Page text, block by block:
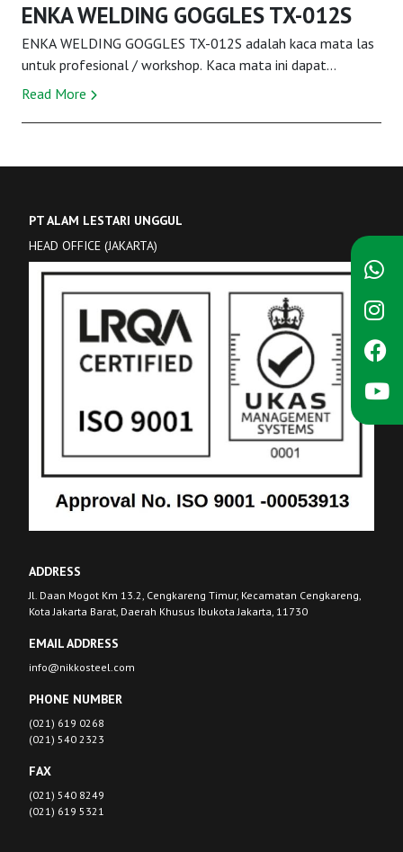
ENKA WELDING GOGGLES TX-012S
ENKA WELDING GOGGLES TX-012S adalah kaca mata las
untuk profesional / workshop. Kaca mata ini dapat
melindungi mata hingga DIN 11 (dapat dinaikan deng...
Read More
PT ALAM LESTARI UNGGUL
HEAD OFFICE (JAKARTA)
ADDRESS
Jl. Daan Mogot Km 13.2, Cengkareng Timur, Kecamatan Cengkareng,
Kota Jakarta Barat, Daerah Khusus Ibukota Jakarta, 11730
EMAIL ADDRESS
info@nikkosteel.com
PHONE NUMBER
(021) 619 0268
(021) 540 2323
FAX
(021) 540 8249
(021) 619 5321